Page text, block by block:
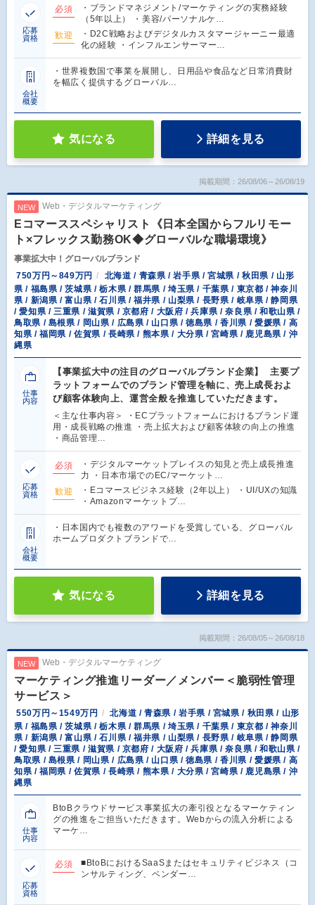
応募
資格
必須
・ブランドマネジメント/マーケティングの実務経験
（5年以上） ・美容/パーソナルケ…
歓迎
・D2C戦略およびデジタルカスタマージャーニー最適
化の経験 ・インフルエンサーマー…
会社
概要
・世界複数国で事業を展開し、日用品や食品など日常消費財
を幅広く提供するグローバル…
気になる 詳細を見る
掲載期間：26/08/06～26/08/19
NEW Web・デジタルマーケティング
Eコマーススペシャリスト《日本全国からフルリモー
ト×フレックス勤務OK◆グローバルな職場環境》
事業拡大中！グローバルブランド
750万円～849万円
北海道 / 青森県 / 岩手県 / 宮城県 / 秋田県 / 山形
県 / 福島県 / 茨城県 / 栃木県 / 群馬県 / 埼玉県 / 千葉県 / 東京都 / 神奈川
県 / 新潟県 / 富山県 / 石川県 / 福井県 / 山梨県 / 長野県 / 岐阜県 / 静岡県
/ 愛知県 / 三重県 / 滋賀県 / 京都府 / 大阪府 / 兵庫県 / 奈良県 / 和歌山県 /
鳥取県 / 島根県 / 岡山県 / 広島県 / 山口県 / 徳島県 / 香川県 / 愛媛県 / 高
知県 / 福岡県 / 佐賀県 / 長崎県 / 熊本県 / 大分県 / 宮崎県 / 鹿児島県 / 沖
縄県
仕事
内容
【事業拡大中の注目のグローバルブランド企業】 主要プ
ラットフォームでのブランド管理を軸に、売上成長およ
び顧客体験向上、運営全般を推進していただきます。
＜主な仕事内容＞ ・ECプラットフォームにおけるブランド運
用・成長戦略の推進 ・売上拡大および顧客体験の向上の推進
・商品管理…
応募
資格
必須
・デジタルマーケットプレイスの知見と売上成長推進
力 ・日本市場でのEC/マーケット…
歓迎
・Eコマースビジネス経験（2年以上） ・UI/UXの知識
・Amazonマーケットプ…
会社
概要
・日本国内でも複数のアワードを受賞している、グローバル
ホームプロダクトブランドで…
気になる 詳細を見る
掲載期間：26/08/05～26/08/18
NEW Web・デジタルマーケティング
マーケティング推進リーダー／メンバー＜脆弱性管理
サービス＞
550万円～1549万円
北海道 / 青森県 / 岩手県 / 宮城県 / 秋田県 / 山形
県 / 福島県 / 茨城県 / 栃木県 / 群馬県 / 埼玉県 / 千葉県 / 東京都 / 神奈川
県 / 新潟県 / 富山県 / 石川県 / 福井県 / 山梨県 / 長野県 / 岐阜県 / 静岡県
/ 愛知県 / 三重県 / 滋賀県 / 京都府 / 大阪府 / 兵庫県 / 奈良県 / 和歌山県 /
鳥取県 / 島根県 / 岡山県 / 広島県 / 山口県 / 徳島県 / 香川県 / 愛媛県 / 高
知県 / 福岡県 / 佐賀県 / 長崎県 / 熊本県 / 大分県 / 宮崎県 / 鹿児島県 / 沖
縄県
仕事
内容
BtoBクラウドサービス事業拡大の牽引役となるマーケティン
グの推進をご担当いただきます。Webからの流入分析による
マーケ…
応募
資格
必須
■BtoBにおけるSaaSまたはセキュリティビジネス（コ
ンサルティング、ベンダー…